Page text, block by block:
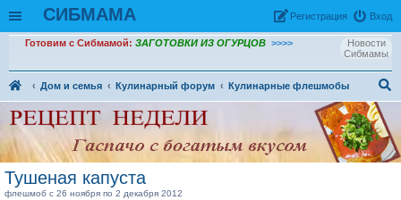
СИБМАМА Вход
Рeгиcтpaция
Новости
Сибмамы
Готовим с Сибмамой: ЗАГОТОВКИ ИЗ ОГУРЦОВ >>>>
Дом и семья Кулинарный форум
Кулинарные флешмобы
ск
Тушеная капуста
флешмоб с 26 ноября по 2 декабря 2012